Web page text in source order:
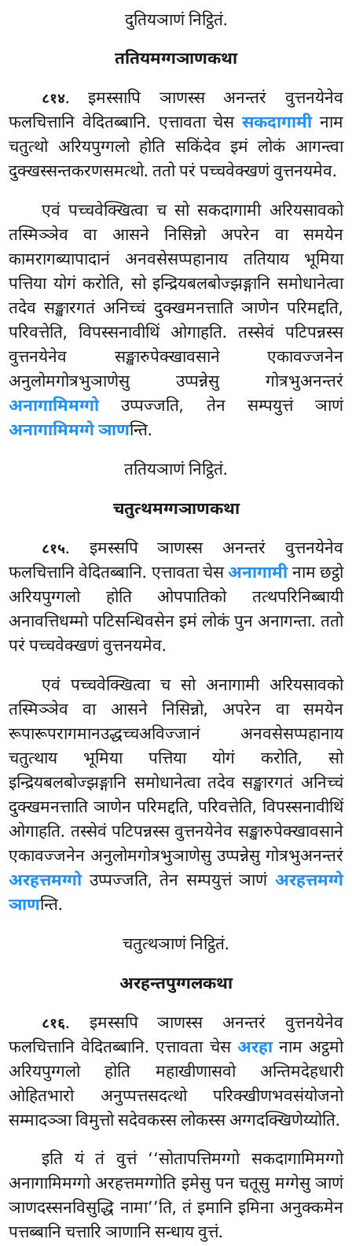
दुतियञाणं निट्ठितं.
ततियमग्गञाणकथा
८१४. इमस्सापि ञाणस्स अनन्तरं वुत्तनयेनेव
फलचित्तानि वेदितब्बानि. एत्तावता चेससकदागामीनाम
चतुत्थो अरियपुग्गलो होति सकिंदेव इमं लोकं आगन्त्वा
दुक्खस्सन्तकरणसमत्थो. ततो परं पच्चवेक्खणं वुत्तनयमेव.
एवं पच्चवेक्खित्वा च सो सकदागामी अरियसावको
तस्मिञ्ञेव वा आसने निसिन्नो अपरेन वा समयेन
कामरागब्यापादानं अनवसेसप्पहानाय ततियाय भूमिया
पत्तिया योगं करोति, सो इन्द्रियबलबोज्झङ्गानि समोधानेत्वा
तदेव सङ्खारगतं अनिच्चं दुक्खमनत्ताति ञाणेन परिमद्दति,
परिवत्तेति, विपस्सनावीथिं ओगाहति. तस्सेवं पटिपन्नस्स
वुत्तनयेनेव सङ्खारुपेक्खावसाने एकावज्जनेन
अनुलोमगोत्रभुञाणेसु उप्पन्नेसु गोत्रभुअनन्तरं
अनागामिमग्गोउप्पज्जति, तेन सम्पयुत्तं ञाणं
अनागामिमग्गे ञाणन्ति.
ततियञाणं निट्ठितं.
चतुत्थमग्गञाणकथा
८१५. इमस्सपि ञाणस्स अनन्तरं वुत्तनयेनेव
फलचित्तानि वेदितब्बानि. एत्तावता चेसअनागामीनाम छट्ठो
अरियपुग्गलो होति ओपपातिको तत्थपरिनिब्बायी
अनावत्तिधम्मो पटिसन्धिवसेन इमं लोकं पुन अनागन्ता. ततो
परं पच्चवेक्खणं वुत्तनयमेव.
एवं पच्चवेक्खित्वा च सो अनागामी अरियसावको
तस्मिञ्ञेव वा आसने निसिन्नो, अपरेन वा समयेन
रूपारूपरागमानउद्धच्चअविज्जानं अनवसेसप्पहानाय
चतुत्थाय भूमिया पत्तिया योगं करोति, सो
इन्द्रियबलबोज्झङ्गानि समोधानेत्वा तदेव सङ्खारगतं अनिच्चं
दुक्खमनत्ताति ञाणेन परिमद्दति, परिवत्तेति, विपस्सनावीथिं
ओगाहति. तस्सेवं पटिपन्नस्स वुत्तनयेनेव सङ्खारुपेक्खावसाने
एकावज्जनेन अनुलोमगोत्रभुञाणेसु उप्पन्नेसु गोत्रभुअनन्तरं
अरहत्तमग्गोउप्पज्जति, तेन सम्पयुत्तं ञाणं अरहत्तमग्गे
ञाणन्ति.
चतुत्थञाणं निट्ठितं.
अरहन्तपुग्गलकथा
८१६. इमस्सपिञाणस्स अनन्तरं वुत्तनयेनेव
फलचित्तानि वेदितब्बानि. एत्तावता चेस अरहानाम अट्ठमो
अरियपुग्गलो होति महाखीणासवो अन्तिमदेहधारी
ओहितभारो अनुप्पत्तसदत्थो परिक्खीणभवसंयोजनो
सम्मादञ्ञा विमुत्तो सदेवकस्स लोकस्स अग्गदक्खिणेय्योति.
इति यं तं वुत्तं ‘‘सोतापत्तिमग्गो सकदागामिमग्गो
अनागामिमग्गो अरहत्तमग्गोति इमेसु पन चतूसु मग्गेसु ञाणं
ञाणदस्सनविसुद्धि नामा’’ति, तं इमानि इमिना अनुक्कमेन
पत्तब्बानि चत्तारि ञाणानि सन्धाय वुत्तं.